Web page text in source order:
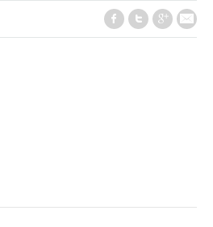
Facebook
Twitter